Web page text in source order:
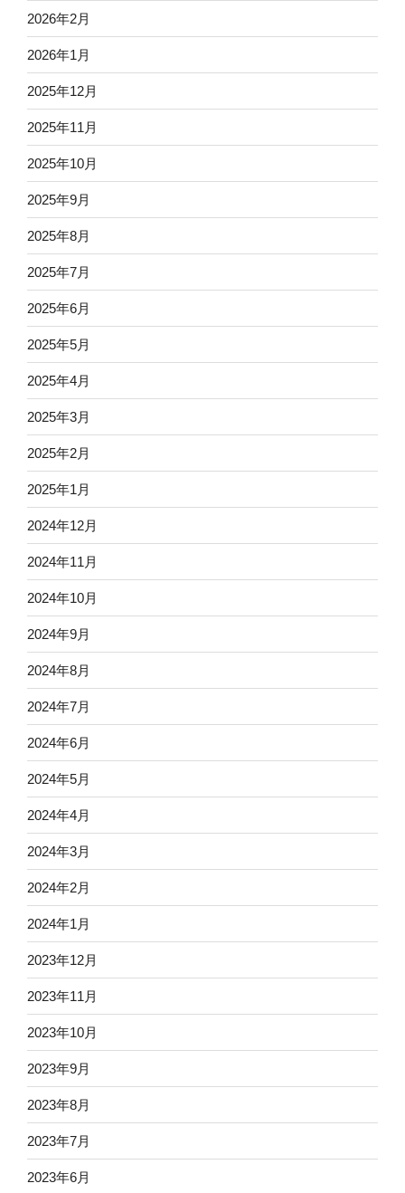
2026年2月
2026年1月
2025年12月
2025年11月
2025年10月
2025年9月
2025年8月
2025年7月
2025年6月
2025年5月
2025年4月
2025年3月
2025年2月
2025年1月
2024年12月
2024年11月
2024年10月
2024年9月
2024年8月
2024年7月
2024年6月
2024年5月
2024年4月
2024年3月
2024年2月
2024年1月
2023年12月
2023年11月
2023年10月
2023年9月
2023年8月
2023年7月
2023年6月